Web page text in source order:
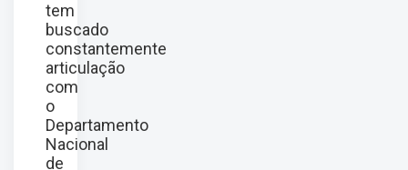
tem
buscado
constantemente
articulação
com
o
Departamento
Nacional
de